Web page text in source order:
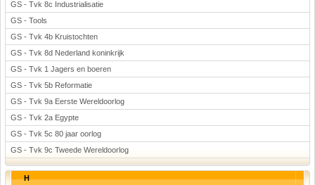
GS - Tvk 8c Industrialisatie
GS - Tools
GS - Tvk 4b Kruistochten
GS - Tvk 8d Nederland koninkrijk
GS - Tvk 1 Jagers en boeren
GS - Tvk 5b Reformatie
GS - Tvk 9a Eerste Wereldoorlog
GS - Tvk 2a Egypte
GS - Tvk 5c 80 jaar oorlog
GS - Tvk 9c Tweede Wereldoorlog
H